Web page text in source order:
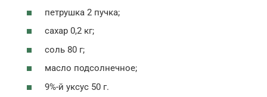
петрушка 2 пучка;
сахар 0,2 кг;
соль 80 г;
масло подсолнечное;
9%-й уксус 50 г.